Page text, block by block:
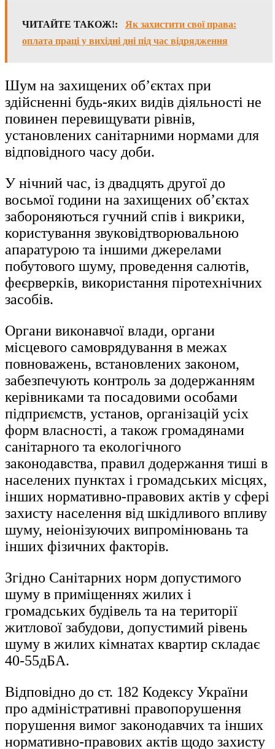
ЧИТАЙТЕ ТАКОЖ!:
Як захистити свої права:
оплата праці у вихідні дні під час відрядження
Шум на захищених об’єктах при
здійсненні будь-яких видів діяльності не
повинен перевищувати рівнів,
установлених санітарними нормами для
відповідного часу доби.
У нічний час, із двадцять другої до
восьмої години на захищених об’єктах
забороняються гучний спів і викрики,
користування звуковідтворювальною
апаратурою та іншими джерелами
побутового шуму, проведення салютів,
феєрверків, використання піротехнічних
засобів.
Органи виконавчої влади, органи
місцевого самоврядування в межах
повноважень, встановлених законом,
забезпечують контроль за додержанням
керівниками та посадовими особами
підприємств, установ, організацій усіх
форм власності, а також громадянами
санітарного та екологічного
законодавства, правил додержання тиші в
населених пунктах і громадських місцях,
інших нормативно-правових актів у сфері
захисту населення від шкідливого впливу
шуму, неіонізуючих випромінювань та
інших фізичних факторів.
Згідно Санітарних норм допустимого
шуму в приміщеннях жилих і
громадських будівель та на території
житлової забудови, допустимий рівень
шуму в жилих кімнатах квартир складає
40-55дБА.
Відповідно до ст. 182 Кодексу України
про адміністративні правопорушення
порушення вимог законодавчих та інших
нормативно-правових актів щодо захисту